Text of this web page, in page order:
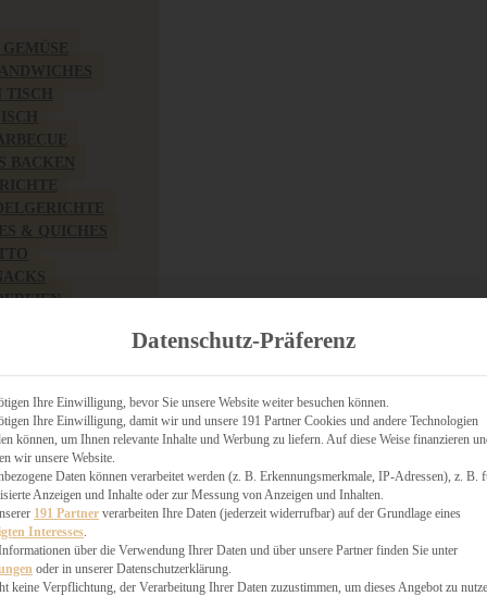
CHUTNEYS
Datenschutz-Präferenz
Ihre Einwilligung, bevor Sie unsere Website weiter besuchen können.
Ihre Einwilligung, damit wir und unsere 191 Partner Cookies und andere Technologien
können, um Ihnen relevante Inhalte und Werbung zu liefern. Auf diese Weise finanzieren
wir unsere Website.
Daten können verarbeitet werden (z. B. Erkennungsmerkmale, IP-Adressen), z. B.
Anzeigen und Inhalte oder zur Messung von Anzeigen und Inhalten.
191 Partner verarbeiten Ihre Daten (jederzeit widerrufbar) auf der Grundlage eines
Interesses
über die Verwendung Ihrer Daten und über unsere Partner finden Sie unter
oder in unserer Datenschutzerklärung.
keine Verpflichtung, der Verarbeitung Ihrer Daten zuzustimmen, um dieses Angebot zu